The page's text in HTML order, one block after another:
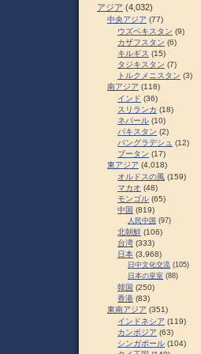
アジア (4,032)
中央アジア (77)
ウズベキスタン (9)
カザフスタン (6)
キルギス (15)
タジキスタン (7)
トルクメニスタン (3)
南アジア (118)
インド (36)
スリランカ (18)
ネパール (10)
パキスタン (2)
バングラデシュ (12)
ブータン (17)
東アジア (4,018)
オルドスの風 (159)
マカオ (48)
モンゴル (65)
中国 (819)
人民中国 (97)
北朝鮮 (106)
台湾 (333)
日本 (3,968)
日中文化交流 (105)
日本の皇室 (88)
韓国 (250)
香港 (83)
東南アジア (351)
インドネシア (119)
カンボジア (63)
シンガポール (104)